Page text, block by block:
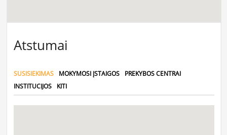
Atstumai
SUSISIEKIMAS MOKYMOSI ĮSTAIGOS
PREKYBOS CENTRAI
INSTITUCIJOS
KITI